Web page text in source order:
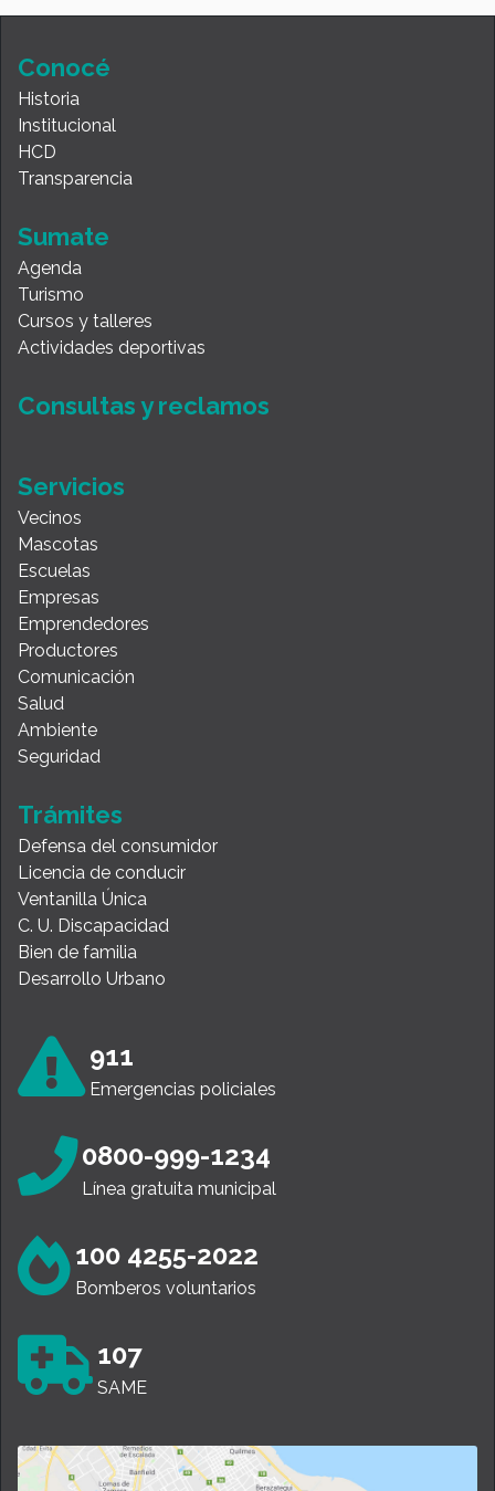
Conocé
Historia
Institucional
HCD
Transparencia
Sumate
Agenda
Turismo
Cursos y talleres
Actividades deportivas
Consultas y reclamos
Servicios
Vecinos
Mascotas
Escuelas
Empresas
Emprendedores
Productores
Comunicación
Salud
Ambiente
Seguridad
Trámites
Defensa del consumidor
Licencia de conducir
Ventanilla Única
C. U. Discapacidad
Bien de familia
Desarrollo Urbano
911
Emergencias policiales
0800-999-1234
Línea gratuita municipal
100 4255-2022
Bomberos voluntarios
107
SAME